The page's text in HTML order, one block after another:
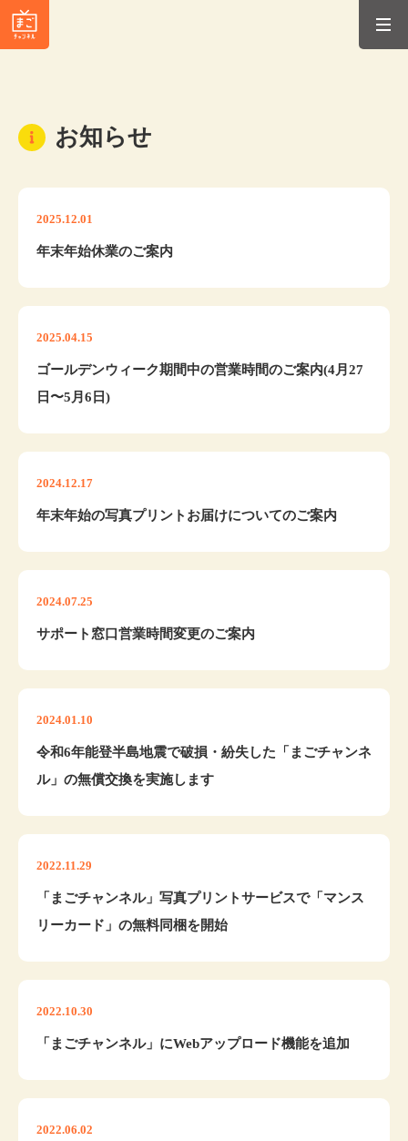
お知らせ
2025.12.01
年末年始休業のご案内
2025.04.15
ゴールデンウィーク期間中の営業時間のご案内(4月27
日〜5月6日)
2024.12.17
年末年始の写真プリントお届けについてのご案内
2024.07.25
サポート窓口営業時間変更のご案内
2024.01.10
令和6年能登半島地震で破損・紛失した「まごチャンネ
ル」の無償交換を実施します
2022.11.29
「まごチャンネル」写真プリントサービスで「マンス
リーカード」の無料同梱を開始
2022.10.30
「まごチャンネル」にWebアップロード機能を追加
2022.06.02